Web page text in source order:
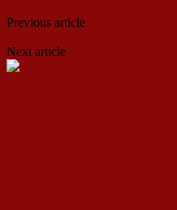
Previous article
Next article